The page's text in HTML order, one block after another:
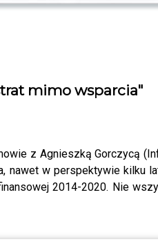
mimo wsparcia"
z Agnieszką Gorczycą
nawet w perspektywie kilku
2014-2020. Nie